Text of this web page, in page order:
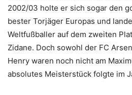
2002/03 holte er sich sogar den
bester Torjäger Europas und
Weltfußballer auf dem zweiten
Zidane. Doch sowohl der FC
Henry waren noch nicht am
absolutes Meisterstück folgte im